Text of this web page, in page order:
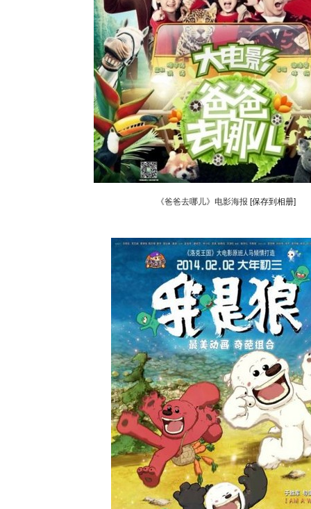
《爸爸去哪儿》电影海报 [保存到相册]